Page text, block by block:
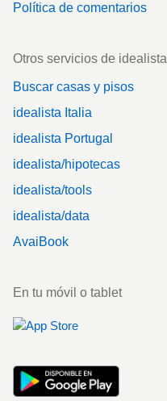
Política de comentarios
Otros servicios de idealista
Buscar casas y pisos
idealista Italia
idealista Portugal
idealista/hipotecas
idealista/tools
idealista/data
AvaiBook
En tu móvil o tablet